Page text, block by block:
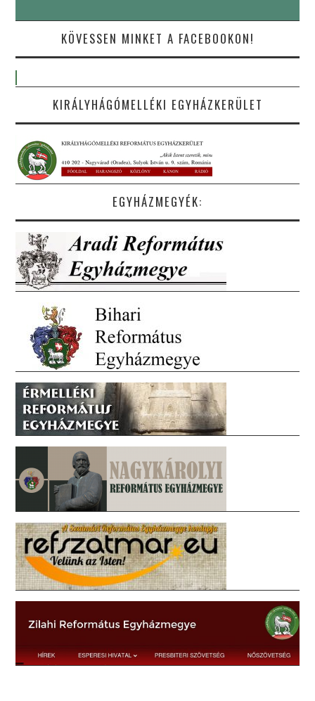
KÖVESSEN MINKET A FACEBOOKON!
KIRÁLYHÁGÓMELLÉKI EGYHÁZKERÜLET
EGYHÁZMEGYÉK: